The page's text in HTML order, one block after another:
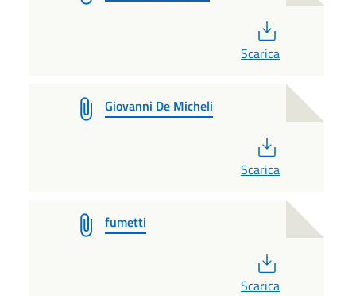
Scarica
Giovanni De Micheli
Scarica
fumetti
Scarica